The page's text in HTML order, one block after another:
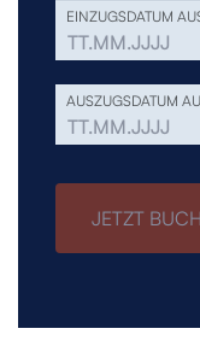
EINZUGSDATUM
AUSZUGSDATUM
JETZT